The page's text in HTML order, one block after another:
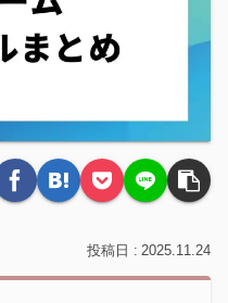
2025.11.24